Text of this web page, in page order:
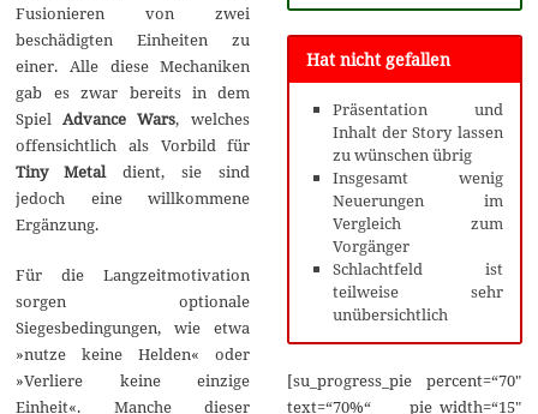
Fusionieren von zwei
beschädigten Einheiten zu
einer. Alle diese Mechaniken
gab es zwar bereits in dem
SpielAdvance Wars, welches
offensichtlich als Vorbild für
Tiny Metaldient, sie sind
jedoch eine willkommene
Ergänzung.
Für die Langzeitmotivation
sorgen optionale
Siegesbedingungen, wie etwa
»nutze keine Helden« oder
»Verliere keine einzige
Einheit«. Manche dieser
Hat nicht gefallen
Präsentation und
Inhalt der Story lassen
zu wünschen übrig
Insgesamt wenig
Neuerungen im
Vergleich zum
Vorgänger
Schlachtfeld ist
teilweise sehr
unübersichtlich
[su_progress_pie percent=“70″
text=“70%“ pie_width=“15″